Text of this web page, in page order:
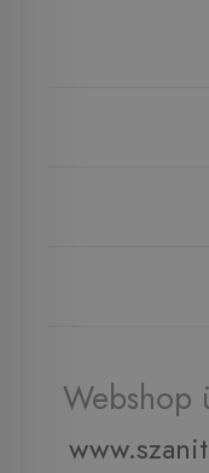
Webshop